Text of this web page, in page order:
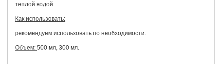
теплой водой.
Как использовать:
рекомендуем использовать по необходимости.
Объем:500 мл, 300 мл.